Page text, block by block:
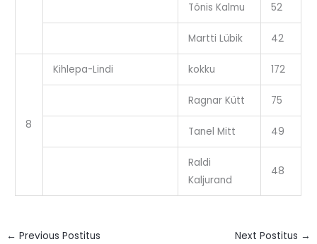
Tõnis Kalmu 52
Martti Lübik 42
8
Kihlepa-Lindi kokku 172
Ragnar Kütt 75
Tanel Mitt 49
Raldi
Kaljurand
48
← Previous Postitus Next Postitus →